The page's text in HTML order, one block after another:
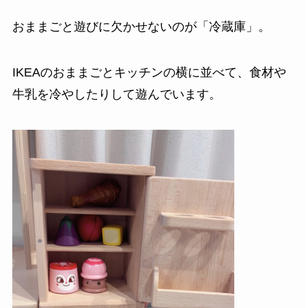
おままごと遊びに欠かせないのが「冷蔵庫」。
IKEAのおままごとキッチンの横に並べて、食材や
牛乳を冷やしたりして遊んでいます。